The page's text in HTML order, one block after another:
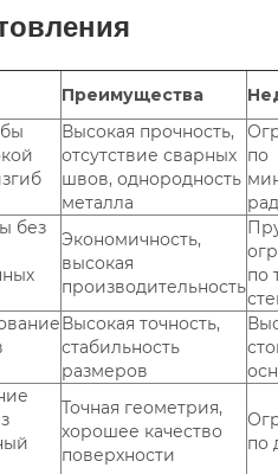
Преимущества
Высокая прочность,
отсутствие сварных
швов, однородность
металла
по
без
Экономичность,
высокая
производительность
по
Высокая точность,
стабильность
размеров
Точная геометрия,
хорошее качество
поверхности
по